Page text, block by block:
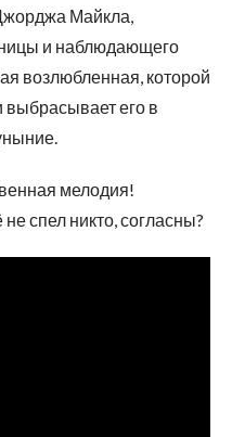
Майкла,
и наблюдающего
возлюбленная, которой
выбрасывает его в
мелодия!
спел никто, согласны?